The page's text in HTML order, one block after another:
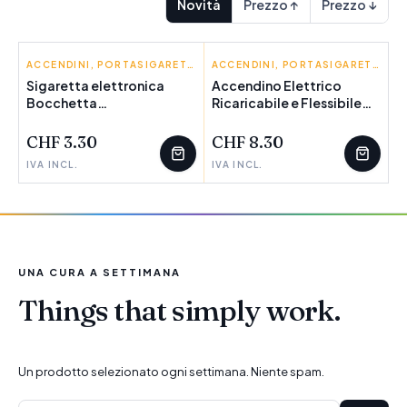
Novità Prezzo ↑ Prezzo ↓
BIGBUY WELLNESS
POCHI PEZZI
ACCENDINI, PORTASIGARETTE, POSACENERE
Sigaretta elettronica
Bocchetta
CHF 3.30
IVA INCL.
INNOVAGOODS
POCHI PEZZI
ACCENDINI, PORTASIGARETTE, POSACENERE
Accendino Elettrico
Ricaricabile e Flessibile
CHF 8.30
IVA INCL.
UNA CURA A SETTIMANA
Things that simply work.
Un prodotto selezionato ogni settimana. Niente spam.